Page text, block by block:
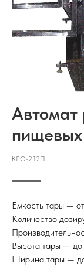
Автомат
КРО-2.12П
Емкость тары —
Количество
Высота тары —
Ширина тары —